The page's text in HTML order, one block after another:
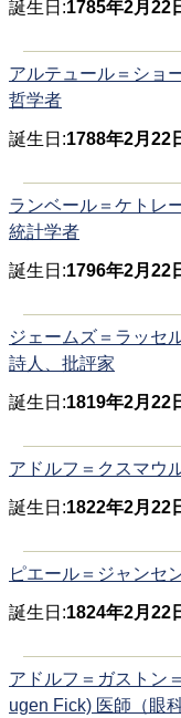
誕生日:1785年2月22
アルテュール＝ショ
哲学者
誕生日:1788年2月22
ランベール＝ケトレ
統計学者
誕生日:1796年2月22
ジェームズ＝ラッセ
詩人、批評家
誕生日:1819年2月22
アドルフ＝クスマウ
誕生日:1822年2月22
ピエール＝ジャンセ
誕生日:1824年2月22
アドルフ＝ガストン
ugen Fick) 医師（眼科